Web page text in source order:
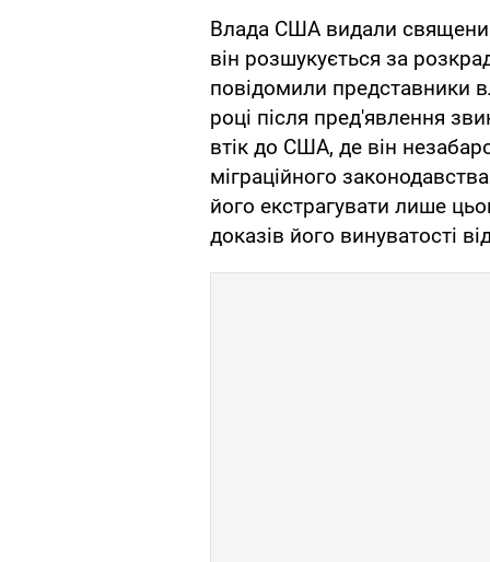
Влада США видали
він розшукується за
повідомили представники
році після пред'явлення
втік до США, де він
міграційного
його екстрагувати лише
доказів його винуватості